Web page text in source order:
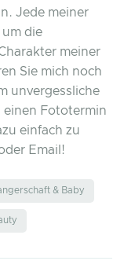
Jede meiner
die
meiner
Sie mich noch
unvergessliche
einen Fototermin
einfach zu
Email!
& Baby